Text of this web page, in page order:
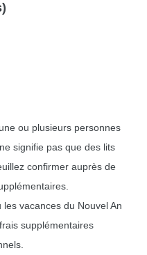
ou plusieurs personnes
signifie pas que des lits
confirmer auprès de
vacances du Nouvel An
supplémentaires